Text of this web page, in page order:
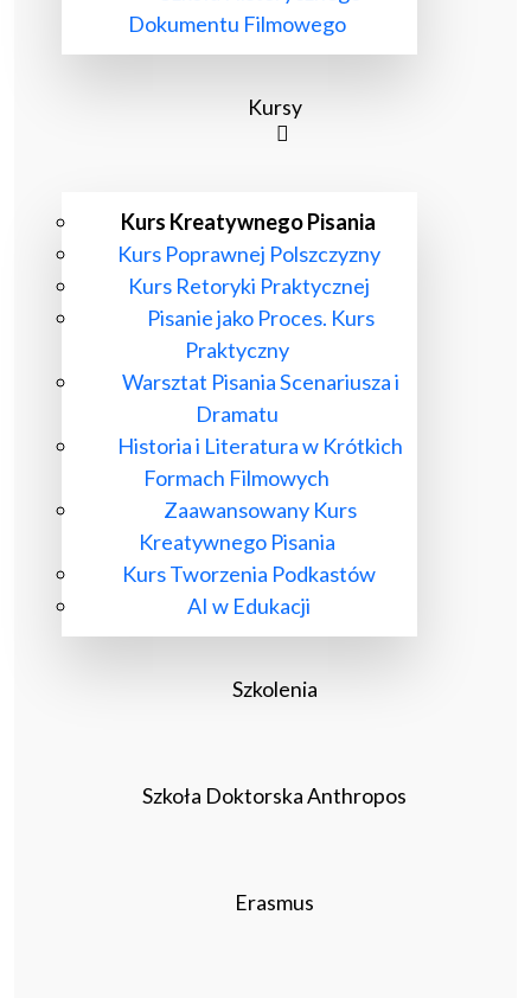
Dokumentu Filmowego
Kursy
Kurs Kreatywnego Pisania
Kurs Poprawnej Polszczyzny
Kurs Retoryki Praktycznej
Pisanie jako Proces. Kurs
Praktyczny
Warsztat Pisania Scenariusza i
Dramatu
Historia i Literatura w Krótkich
Formach Filmowych
Zaawansowany Kurs
Kreatywnego Pisania
Kurs Tworzenia Podkastów
AI w Edukacji
Szkolenia
Szkoła Doktorska Anthropos
Erasmus